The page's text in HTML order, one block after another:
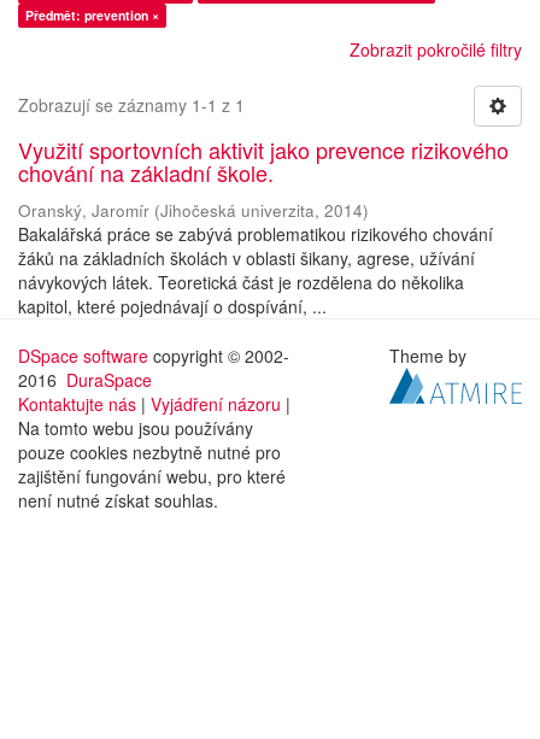
Předmět: prevention ×
Zobrazit pokročilé filtry
Zobrazují se záznamy 1-1 z 1
Využití sportovních aktivit jako prevence rizikového
chování na základní škole.
Oranský, Jaromír (Jihočeská univerzita, 2014)
Bakalářská práce se zabývá problematikou rizikového chování
žáků na základních školách v oblasti šikany, agrese, užívání
návykových látek. Teoretická část je rozdělena do několika
kapitol, které pojednávají o dospívání, ...
DSpace software copyright © 2002-
2016 DuraSpace
Kontaktujte nás | Vyjádření názoru |
Na tomto webu jsou používány
pouze cookies nezbytně nutné pro
zajištění fungování webu, pro které
není nutné získat souhlas.
Theme by